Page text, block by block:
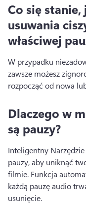
Co się
usuwania
właściwej
W przypadku
zawsze możesz
rozpocząć od nowa
Dlaczego w
są pauzy?
Inteligentny Narzędzie
pauzy, aby uniknąć
filmie. Funkcja
każdą pauzę audio
usunięcie.